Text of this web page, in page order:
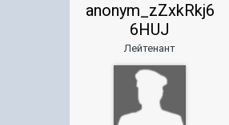
anonym_zZxkRkj6
6HUJ
Лейтенант